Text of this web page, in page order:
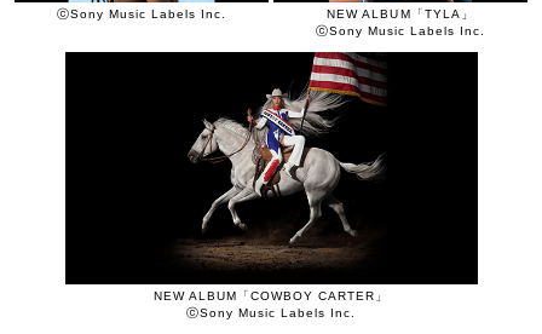
ⓒSony Music Labels Inc.
NEW ALBUM「TYLA」
ⓒSony Music Labels Inc.
NEW ALBUM「COWBOY CARTER」
ⓒSony Music Labels Inc.